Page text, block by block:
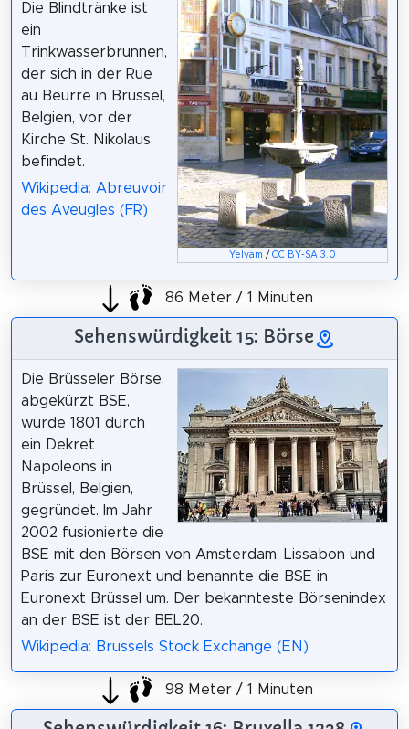
Yelyam /CC BY-SA 3.0
Die Blindtränke ist
ein
Trinkwasserbrunnen,
der sich in der Rue
au Beurre in Brüssel,
Belgien, vor der
Kirche St. Nikolaus
befindet.
Wikipedia: Abreuvoir
des Aveugles (FR)
86 Meter / 1 Minuten
Sehenswürdigkeit 15: Börse
Die Brüsseler Börse,
abgekürzt BSE,
wurde 1801 durch
ein Dekret
Napoleons in
Brüssel, Belgien,
gegründet. Im Jahr
2002 fusionierte die
BSE mit den Börsen von Amsterdam, Lissabon und
Paris zur Euronext und benannte die BSE in
Euronext Brüssel um. Der bekannteste Börsenindex
an der BSE ist der BEL20.
Wikipedia: Brussels Stock Exchange (EN)
98 Meter / 1 Minuten